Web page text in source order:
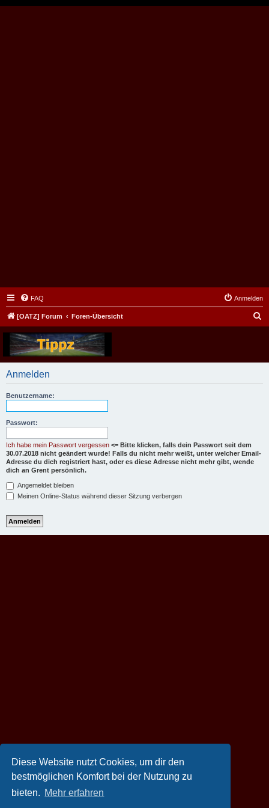
Diese Website nutzt Cookies, um dir den
bestmöglichen Komfort bei der Nutzung zu
bieten. Mehr erfahren
FAQ Anmelden
[OATZ] Forum Foren-Übersicht
Anmelden
Benutzername:
Passwort:
Ich habe mein Passwort vergessen <= Bitte klicken, falls dein Passwort seit dem
30.07.2018 nicht geändert wurde! Falls du nicht mehr weißt, unter welcher Email-
Adresse du dich registriert hast, oder es diese Adresse nicht mehr gibt, wende
dich an Grent persönlich.
Angemeldet bleiben
Meinen Online-Status während dieser Sitzung verbergen